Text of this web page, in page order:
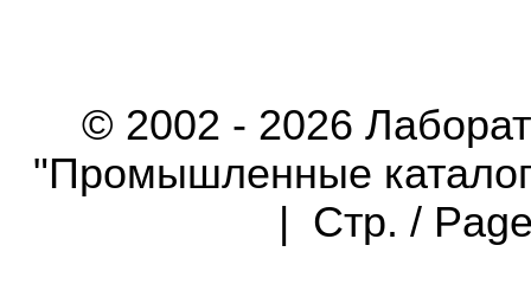
© 2002 - 2026
"Промышленные
| Стр. /